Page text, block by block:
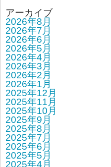
アーカイブ
2026年8月
2026年7月
2026年6月
2026年5月
2026年4月
2026年3月
2026年2月
2026年1月
2025年12月
2025年11月
2025年10月
2025年9月
2025年8月
2025年7月
2025年6月
2025年5月
2025年4月